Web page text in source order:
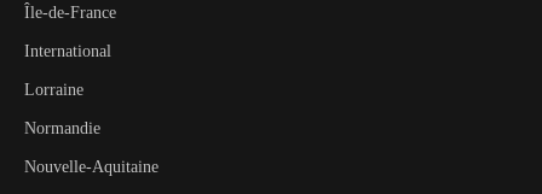
Île-de-France
International
Lorraine
Normandie
Nouvelle-Aquitaine